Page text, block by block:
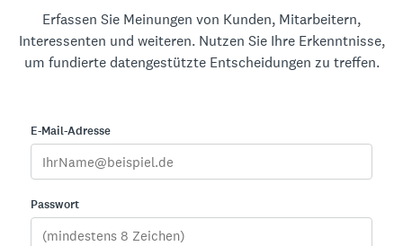
Erfassen Sie Meinungen von Kunden, Mitarbeitern,
Interessenten und weiteren. Nutzen Sie Ihre Erkenntnisse,
um fundierte datengestützte Entscheidungen zu treffen.
E-Mail-Adresse
Passwort